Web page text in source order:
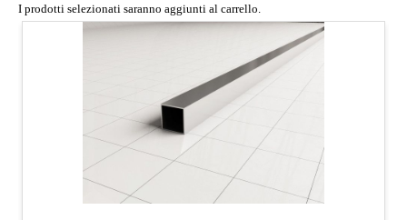
I prodotti selezionati saranno aggiunti al carrello.